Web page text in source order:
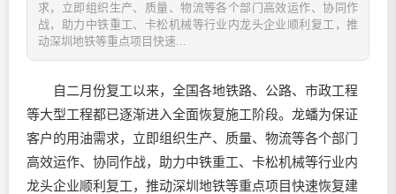
求，立即组织生产、质量、物流等各个部门高效运作、协同作
战，助力中铁重工、卡松机械等行业内龙头企业顺利复工，推
动深圳地铁等重点项目快速...
自二月份复工以来，全国各地铁路、公路、市政工程
等大型工程都已逐渐进入全面恢复施工阶段。龙蟠为保证
客户的用油需求，立即组织生产、质量、物流等各个部门
高效运作、协同作战，助力中铁重工、卡松机械等行业内
龙头企业顺利复工，推动深圳地铁等重点项目快速恢复建